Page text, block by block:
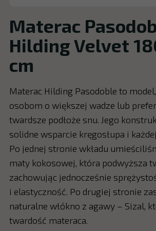
Materac
Hilding Velvet
cm
Materac Hilding Pasodoble to
osobom o większej wadze lub
twardsze podłoże snu. Jego
solidne wsparcie kręgosłupa i
Po jednej stronie wkładu
maty kokosowej, która podwyższa
zachowując jednocześnie
i elastyczność. Po drugiej stronie
naturalne włókno z agawy – Sizal,
twardość materaca.